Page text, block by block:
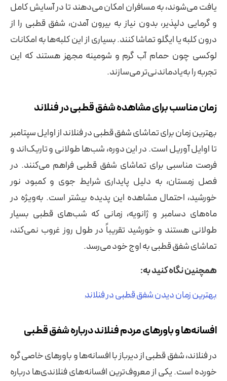
یافت می‌شوند، به مسافران امکان می‌دهند تا در آسایش کامل
و گرمایی دلپذیر، بدون نیاز به بیرون آمدن، شفق قطبی را از
درون کلبه یا ایگلو تماشا کنند. بسیاری از این کلبه‌ها به امکانات
لوکسی چون حمام آب گرم و شومینه مجهز هستند که این
تجربه را به‌یادماندنی‌تر می‌سازند.
زمان مناسب برای مشاهده شفق قطبی در فنلاند
بهترین زمان برای تماشای شفق قطبی در فنلاند از اوایل سپتامبر
تا اوایل آوریل است. در این دوره، شب‌ها طولانی و تاریک‌اند و
فرصت مناسبی برای تماشای شفق قطبی فراهم می‌کنند. در
فصل زمستان، به دلیل پایداری شرایط جوی و کمبود نور
خورشید، احتمال مشاهده این پدیده بیشتر است. به‌ویژه در
ماه‌های دسامبر و ژانویه، زمانی که شب‌های قطبی بسیار
طولانی هستند و خورشید تقریباً در طول روز غروب نمی‌کند،
تماشای شفق قطبی به اوج خود می‌رسد.
همچنین نگاه کنید به:
بهترین زمان دیدن شفق قطبی در فنلاند
افسانه‌ها و باورهای مردم فنلاند درباره شفق قطبی
در فنلاند، شفق قطبی از دیرباز با افسانه‌ها و باورهای خاصی گره
خورده است. یکی از معروف‌ترین افسانه‌های فنلاندی‌ها درباره